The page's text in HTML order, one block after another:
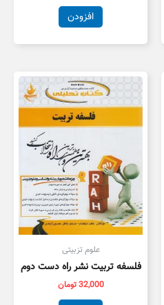
افزودن
85,000 تومان
علوم تزبیتی
فلسفه تربیت نشر راه دست دوم
32,000تومان